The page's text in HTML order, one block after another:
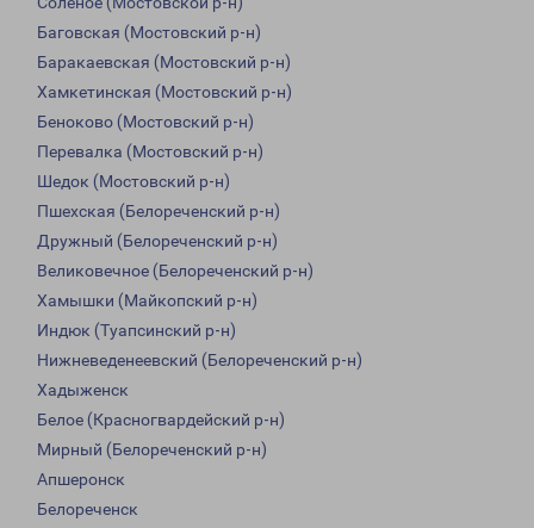
Баговская (Мостовский р-н)
Баракаевская (Мостовский р-н)
Хамкетинская (Мостовский р-н)
Беноково (Мостовский р-н)
Перевалка (Мостовский р-н)
Шедок (Мостовский р-н)
Пшехская (Белореченский р-н)
Дружный (Белореченский р-н)
Великовечное (Белореченский р-н)
Хамышки (Майкопский р-н)
Индюк (Туапсинский р-н)
Нижневеденеевский (Белореченский р-н)
Хадыженск
Белое (Красногвардейский р-н)
Мирный (Белореченский р-н)
Апшеронск
Белореченск